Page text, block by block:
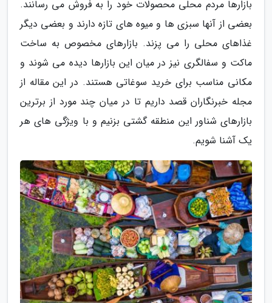
بازارها مردم محلی محصولات خود را به فروش می رسانند.
بعضی از آنها سبزی ها و میوه های تازه دارند و بعضی دیگر
غذاهای محلی را می پزند. بازارهای مخصوص به ساخت
ماکت و سفالگری نیز در میان این بازارها دیده می شوند و
مکانی مناسب برای خرید سوغاتی هستند. در این مقاله از
مجله خبرنگاران قصد داریم تا در میان چند مورد از برترین
بازارهای شناور این منطقه گشتی بزنیم و با ویژگی های هر
یک آشنا شویم.